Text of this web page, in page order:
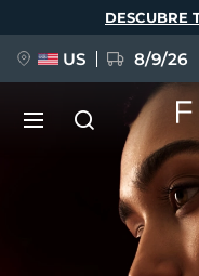
DESCUBRE
US 8/9/26
BREAKING NEWS